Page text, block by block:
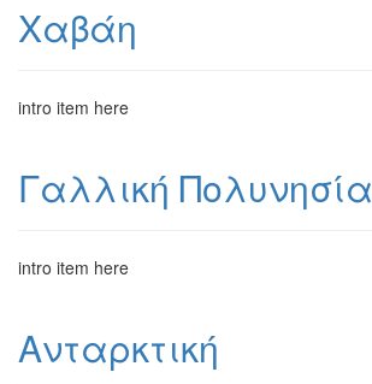
Χαβάη
intro item here
Γαλλική Πολυνησία
intro item here
Ανταρκτική